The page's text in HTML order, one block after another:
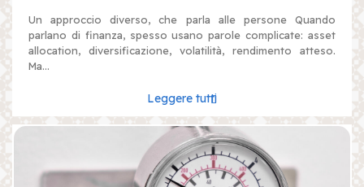
Un approccio diverso, che parla alle persone Quando
parlano di finanza, spesso usano parole complicate: asset
allocation, diversificazione, volatilità, rendimento atteso.
Ma...
Leggere tutti